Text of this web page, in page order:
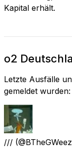
Kapital erhält.
o2
Letzte Ausfälle
gemeldet wurden:
///